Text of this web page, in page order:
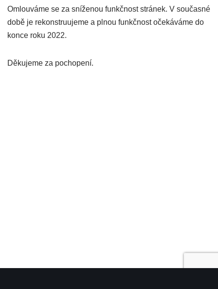
Omlouváme se za sníženou funkčnost stránek. V současné
době je rekonstruujeme a plnou funkčnost očekáváme do
konce roku 2022.
Děkujeme za pochopení.